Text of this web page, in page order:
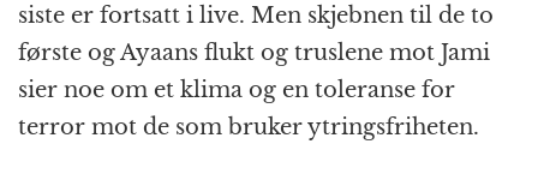
siste er fortsatt i live. Men skjebnen til de to
første og Ayaans flukt og truslene mot Jami
sier noe om et klima og en toleranse for
terror mot de som bruker ytringsfriheten.